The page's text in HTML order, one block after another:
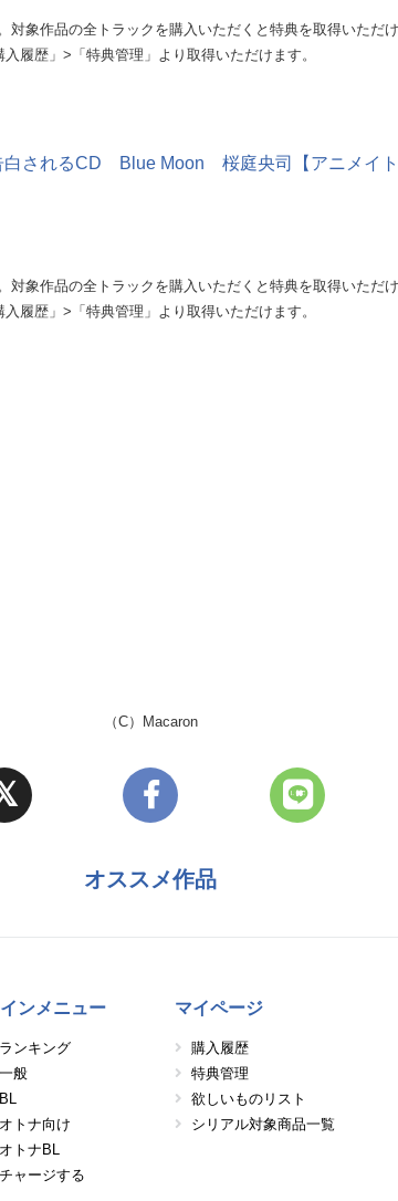
対象作品の全トラックを購入いただくと特典を取得いただ
履歴」>「特典管理」より取得いただけます。
白されるCD Blue Moon 桜庭央司【アニメイ
対象作品の全トラックを購入いただくと特典を取得いただ
履歴」>「特典管理」より取得いただけます。
（C）Macaron
オススメ作品
ンメニュー
ランキング
一般
BL
オトナ向け
オトナBL
チャージする
マイページ
購入履歴
特典管理
欲しいものリスト
シリアル対象商品一覧